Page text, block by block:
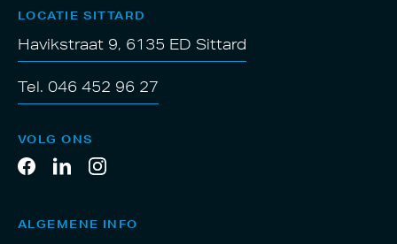
LOCATIE SITTARD
Havikstraat 9, 6135 ED Sittard
Tel. 046 452 96 27
VOLG ONS
ALGEMENE INFO